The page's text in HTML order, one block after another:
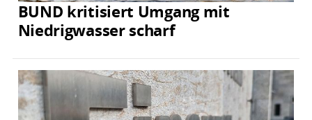
BUND kritisiert Umgang mit
Niedrigwasser scharf